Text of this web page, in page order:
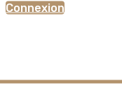
Connexion